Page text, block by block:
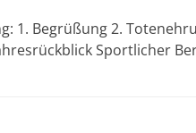
1. Begrüßung 2.
Sportlicher